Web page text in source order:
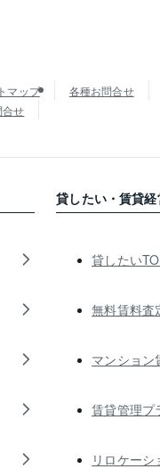
マップ
各種お問合せ
合せ
貸したい・賃貸経
貸したい
無料賃料査
マンション
賃貸管理プ
リロケーシ